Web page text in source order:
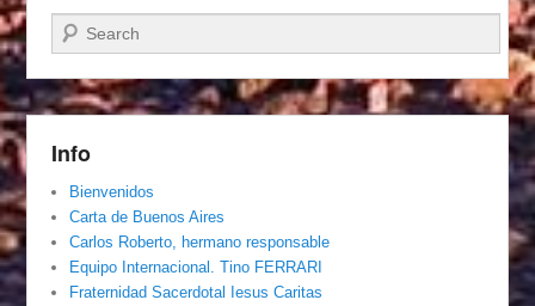
Buscar
Info
Bienvenidos
Carta de Buenos Aires
Carlos Roberto, hermano responsable
Equipo Internacional. Tino FERRARI
Fraternidad Sacerdotal Iesus Caritas